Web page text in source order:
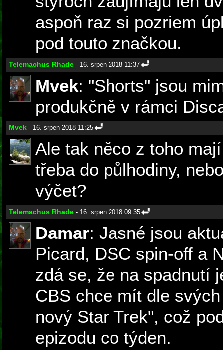
aspoň raz si pozriem
pod touto značkou.
Telemachus Rhade - 16. srpen 2018 11:37
Mvek: "Shorts" jsou
produkčně v rámci
Mvek - 16. srpen 2018 11:25
Ale tak něco z toho
třeba do půlhodiny,
výčet?
Telemachus Rhade - 16. srpen 2018 09:35
Damar: Jasné jsou
Picard, DSC spin-off a
zdá se, že na spadnutí
CBS chce mít dle
nový Star Trek", což
epizodu co týden.